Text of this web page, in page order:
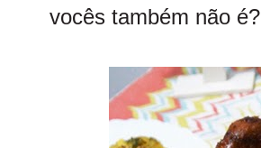
vocês também não é?